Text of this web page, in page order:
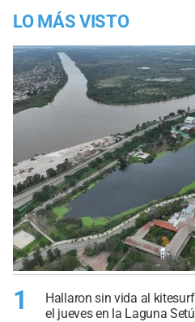
LO MÁS VISTO
1
Hallaron sin vida al
el jueves en la Laguna